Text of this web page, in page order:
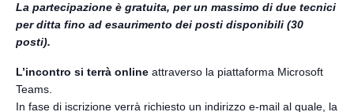
La partecipazione è gratuita, per un massimo di due tecnici
per ditta fino ad esaurimento dei posti disponibili (30
posti).
L’incontro si terrà online attraverso la piattaforma Microsoft
Teams.
In fase di iscrizione verrà richiesto un indirizzo e-mail al quale, la